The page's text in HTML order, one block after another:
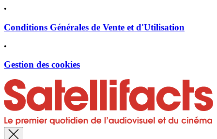
•
Conditions Générales de Vente et d'Utilisation
•
Gestion des cookies